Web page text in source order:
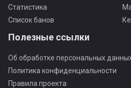
Статистика
Список банов
Полезные ссылки
Об обработке персональных
Политика конфиденциальности
Правила проекта